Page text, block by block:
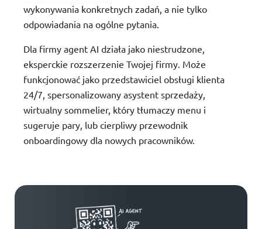
wykonywania konkretnych zadań, a nie tylko
odpowiadania na ogólne pytania.
Dla firmy agent AI działa jako niestrudzone,
eksperckie rozszerzenie Twojej firmy. Może
funkcjonować jako przedstawiciel obsługi klienta
24/7, spersonalizowany asystent sprzedaży,
wirtualny sommelier, który tłumaczy menu i
sugeruje pary, lub cierpliwy przewodnik
onboardingowy dla nowych pracowników.